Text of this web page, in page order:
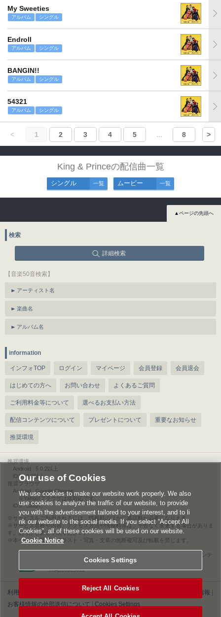
My Sweeties
アルバム シングル
Endroll
アルバム シングル
BANGIN!!
アルバム シングル
54321
アルバム シングル
< 1 2 3 4 5 ... 8 >
King & Princeの配信曲一覧
シングル 一覧 ムービー 一覧
▲ページの先頭へ
検索
詳細検索
【音楽50音検索】
アーティスト名
楽曲名
アルバム名
information
インフォTOP ログイン マイページ 会員登録 会員退会
はじめての方へ お問い合わせ よくあるご質問
ご利用料金等について 選べるお支払い方法
配信コンテンツについて プレゼントについて 重要なお知らせ
推奨環境
推奨環境
Android : 5.0.2以上
iOS : 9.0以上
推奨ブラウザ
Android : Google Chrome
※Yahoo!ブラウザは非対応です。
iOS : Safari
サービスをご利用されるには、情報料のほかに通信料が必要になります。
サービス名称や内容、アクセス方法や情報料等は、予告なく変更する場合がありま
す。あらかじめご了承ください。
本ページに掲載のイラスト・写真・文章の無断複写及び転載を禁じます。
このエルマークは、レコード会社・映像製作会社が提供するコンテ
ンツを示す登録商標です。
RIAJ00013011
利用規約 個人情報等保護方針|特定商取引法に基づく表記 ライセンス情報
お客様情報の外部送信について
Cookies Settings
Our use of Cookies
We use cookies to make our website work properly. We also
use cookies to analyze the traffic of our website, to provide
you with the advertisement tailored to your interest, and to li
nk our website to the social media. If you select “Accept All
Cookies”, all of these cookies will be used on our website.
Cookie Notice
Cookies Settings
Reject All Cookies